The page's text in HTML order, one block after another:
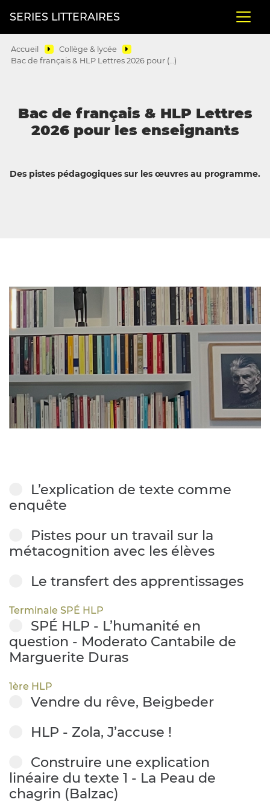
SERIES LITTERAIRES
Accueil
Collège & lycée
Bac de français & HLP Lettres 2026 pour (…)
Bac de français & HLP Lettres
2026 pour les enseignants
Des pistes pédagogiques sur les œuvres au programme.
L’explication de texte comme
enquête
Pistes pour un travail sur la
métacognition avec les élèves
Le transfert des apprentissages
Terminale SPÉ HLP
SPÉ HLP - L’humanité en
question - Moderato Cantabile de
Marguerite Duras
1ère HLP
Vendre du rêve, Beigbeder
HLP - Zola, J’accuse !
Construire une explication
linéaire du texte 1 - La Peau de
chagrin (Balzac)